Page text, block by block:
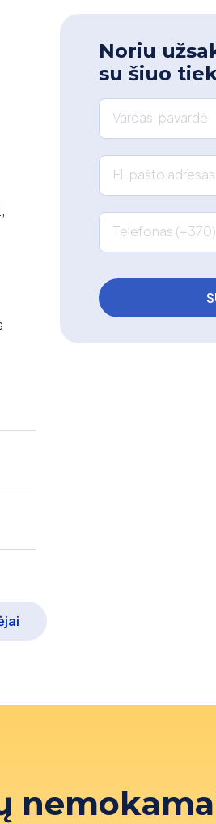
Noriu
su šiuo
Vardas, pavardė
El. pašto adresas
Telefonas (+370)